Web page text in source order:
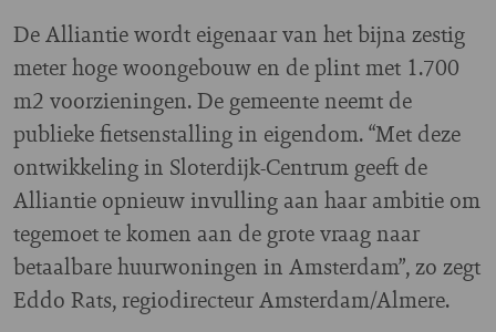
De Alliantie wordt eigenaar van het bijna zestig
meter hoge woongebouw en de plint met 1.700
m2 voorzieningen. De gemeente neemt de
publieke fietsenstalling in eigendom. “Met deze
ontwikkeling in Sloterdijk-Centrum geeft de
Alliantie opnieuw invulling aan haar ambitie om
tegemoet te komen aan de grote vraag naar
betaalbare huurwoningen in Amsterdam”, zo zegt
Eddo Rats, regiodirecteur Amsterdam/Almere.